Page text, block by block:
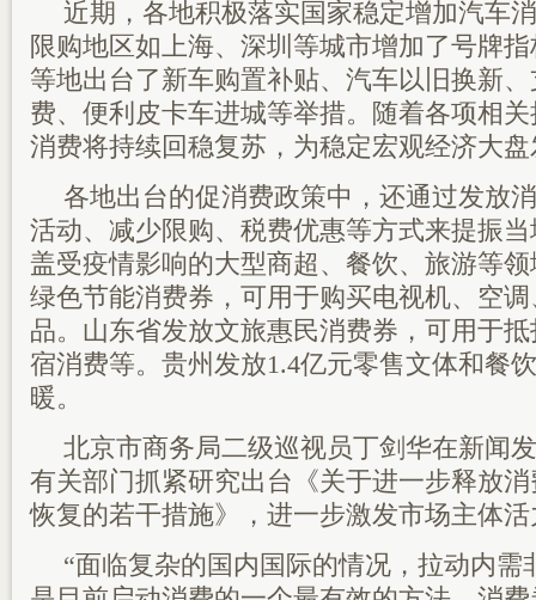
近期，各地积极落实国家稳定增加汽车
限购地区如上海、深圳等城市增加了号牌
等地出台了新车购置补贴、汽车以旧换新
费、便利皮卡车进城等举措。随着各项相
消费将持续回稳复苏，为稳定宏观经济大
各地出台的促消费政策中，还通过发放
活动、减少限购、税费优惠等方式来提振
盖受疫情影响的大型商超、餐饮、旅游等
绿色节能消费券，可用于购买电视机、空
品。山东省发放文旅惠民消费券，可用于
宿消费等。贵州发放1.4亿元零售文体和餐
暖。
北京市商务局二级巡视员丁剑华在新闻
有关部门抓紧研究出台《关于进一步释放
恢复的若干措施》，进一步激发市场主体
“面临复杂的国内国际的情况，拉动内需